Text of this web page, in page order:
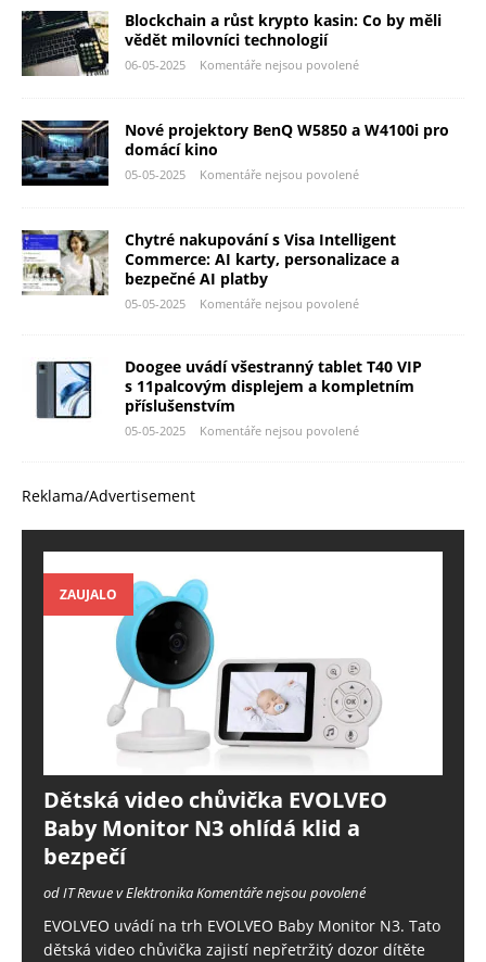
Blockchain a růst krypto kasin: Co by měli
vědět milovníci technologií
06-05-2025 Komentáře nejsou povolené
Nové projektory BenQ W5850 a W4100i pro
domácí kino
05-05-2025 Komentáře nejsou povolené
Chytré nakupování s Visa Intelligent
Commerce: AI karty, personalizace a
bezpečné AI platby
05-05-2025 Komentáře nejsou povolené
Doogee uvádí všestranný tablet T40 VIP
s 11palcovým displejem a kompletním
příslušenstvím
05-05-2025 Komentáře nejsou povolené
Reklama/Advertisement
ZAUJALO
Dětská video chůvička EVOLVEO
Baby Monitor N3 ohlídá klid a
bezpečí
od IT Revue v ElektronikaKomentáře nejsou povolené
EVOLVEO uvádí na trh EVOLVEO Baby Monitor N3. Tato
dětská video chůvička zajistí nepřetržitý dozor dítěte